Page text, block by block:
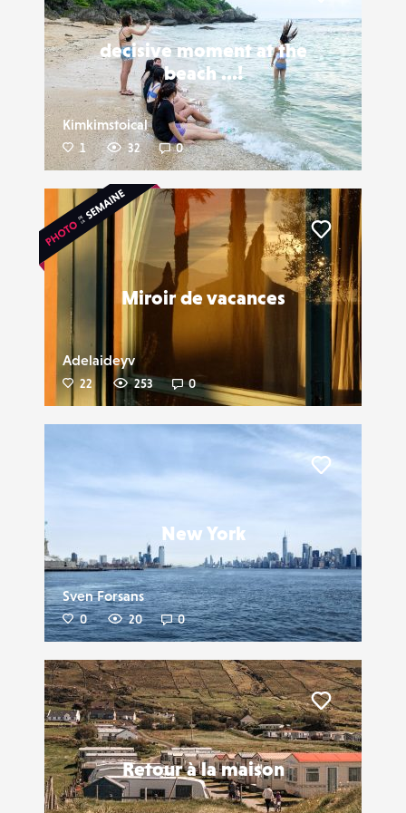
decisive moment at the
beach ...!
Kimkimstoical
1 32 0
Miroir de vacances
Adelaideyv
22 253 0
Liker
New York
Sven Forsans
0 20 0
Retour à la maison
Liker